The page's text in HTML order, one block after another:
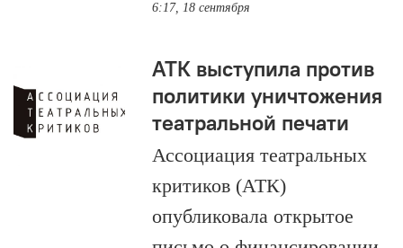
6:17, 18 сентября
АТК выступила против
политики уничтожения
театральной печати
Ассоциация театральных
критиков (АТК)
опубликовала открытое